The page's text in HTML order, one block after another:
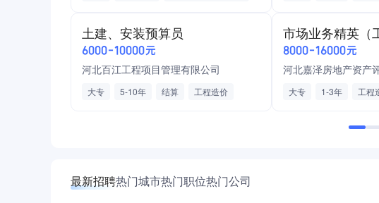
房地产开发经营
工
土建、安装预算员
6000-10000元
河北百江工程项目管理有限公司
大专 5-10年 结算
工程造价
市场业务精英（
8000-16000元
河北嘉泽房地产资产
大专 1-3年
客户开发、商务谈判、客户资源
最新招聘热门城市热门职位热门公司